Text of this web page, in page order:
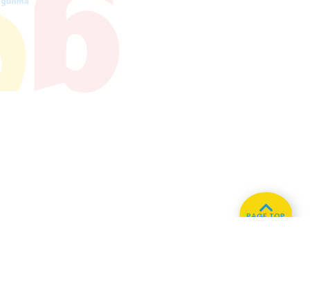
PAGE TOP